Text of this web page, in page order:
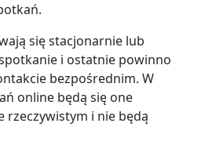
się stacjonarnie lub
i ostatnie powinno
bezpośrednim. W
online będą się one
rzeczywistym i nie będą